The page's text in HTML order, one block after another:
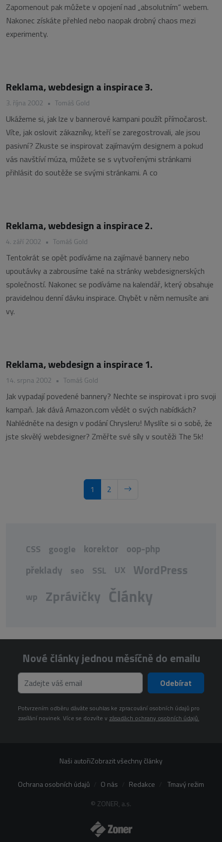
Zapomenout pak můžete v opojení nad „absolutním“ webem.
Nakonec získáte přehled nebo naopak drobný chaos mezi
experimenty.
Reklama, webdesign a inspirace 3.
3. října 2002 • Tomáš Gold
Ukážeme si, jak lze v bannerové kampani použít přímočarost.
Víte, jak oslovit zákazníky, kteří se zaregostrovali, ale jsou
pasivní? Zkuste se inspirovat zajímavým designem a pokud
vás navštíví múza, můžete se s vytvořenými stránkami
přihlásit do soutěže se svými stránkami. A co
Reklama, webdesign a inspirace 2.
4. září 2002 • Tomáš Gold
Tentokrát se opět podíváme na zajímavé bannery nebo
upoutávky a zabrousíme také na stránky webdesignerských
společností. Nakonec se podíváme na kalendář, který obsahuje
pravidelnou denní dávku inspirace. Chybět v něm nemusíte ani
vy.
Reklama, webdesign a inspirace 1.
14. srpna 2002 • Tomáš Gold
Jak vypadají povedené bannery? Nechte se inspirovat i pro svoji
kampaň. Jak dává Amazon.com vědět o svých nabídkách?
Nahlédněte na design v podání Chrysleru! Myslíte si o sobě, že
jste skvělý webdesigner? Změřte své síly v soutěži The 5k!
1 2
CSS google korektor oop-php
překlady seo SSL UX WordPress
wp Zprávičky Články
Nové články jednou měsíčně do emailu
Odebírat
Potvrzením odběru dáváte souhlas ke zpracování osobních údajů pro
zasílání novinek. Více se dozvíte v zásadách ochrany osobních údajů.
Naši autořiZobrazit všechny články
© ZONER, a.s.
Ochrana osobních údajů O nás Redakce Tmavý režim